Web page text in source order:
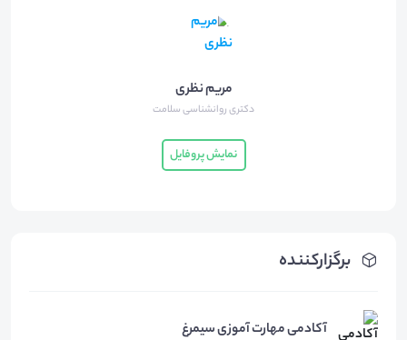
برگزارکننده
آکادمی مهارت آموزی سیمرغ
مریم نظری
دکتری روانشناسی سلامت
نمایش پروفایل